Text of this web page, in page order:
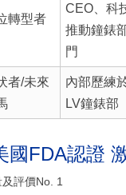
轉型者
CEO、科
推動鐘錶
門
者/未來
內部歷練
LV鐘錶部
國FDA認證
評價No. 1